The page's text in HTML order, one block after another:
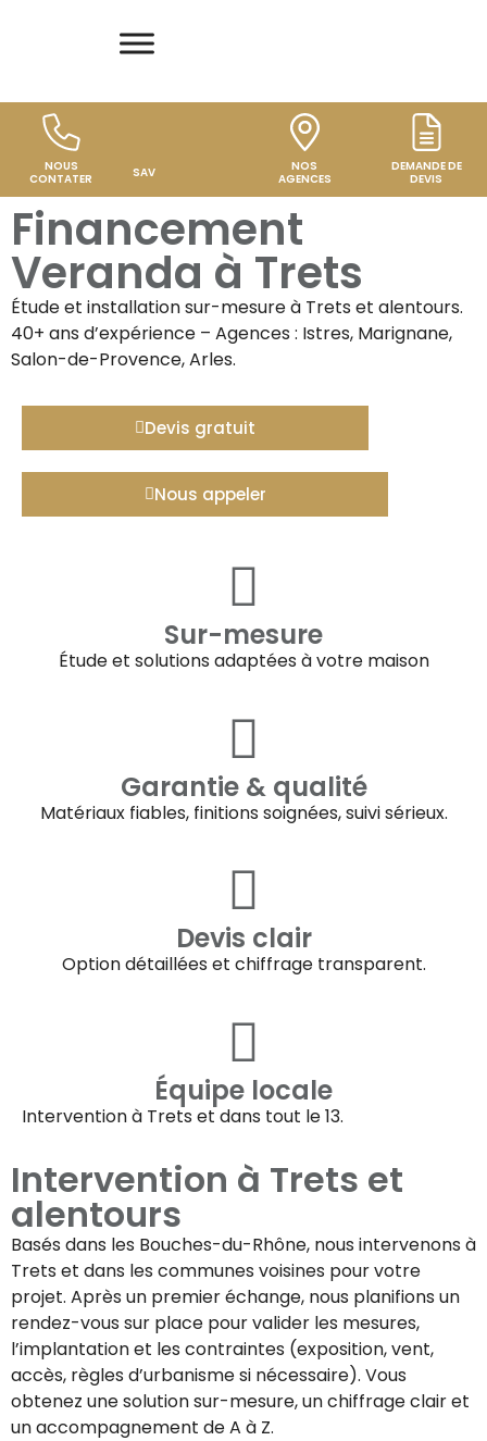
NOUS
CONTATER
SAV
NOS
AGENCES
DEMANDE DE
DEVIS
Financement
Veranda à Trets
Étude et installation sur-mesure à Trets et alentours.
40+ ans d’expérience – Agences : Istres, Marignane,
Salon-de-Provence, Arles.
Devis gratuit
Nous appeler
Sur-mesure
Étude et solutions adaptées à votre maison
Garantie & qualité
Matériaux fiables, finitions soignées, suivi sérieux.
Devis clair
Option détaillées et chiffrage transparent.
Équipe locale
Intervention à Trets et dans tout le 13.
Intervention à Trets et
alentours
Basés dans les Bouches-du-Rhône, nous intervenons à
Trets et dans les communes voisines pour votre
projet. Après un premier échange, nous planifions un
rendez-vous sur place pour valider les mesures,
l’implantation et les contraintes (exposition, vent,
accès, règles d’urbanisme si nécessaire). Vous
obtenez une solution sur-mesure, un chiffrage clair et
un accompagnement de A à Z.